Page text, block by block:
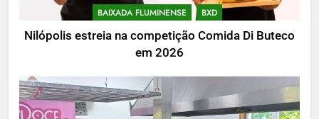
BAIXADA FLUMINENSE BXD
Nilópolis estreia na competição Comida Di Buteco
em 2026